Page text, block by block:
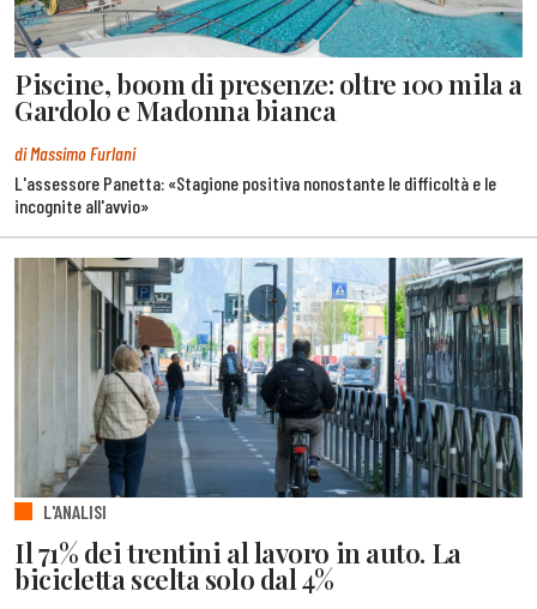
Piscine, boom di presenze: oltre 100 mila a
Gardolo e Madonna bianca
di Massimo Furlani
L'assessore Panetta: «Stagione positiva nonostante le difficoltà e le
incognite all'avvio»
L'ANALISI
Il 71% dei trentini al lavoro in auto. La
bicicletta scelta solo dal 4%